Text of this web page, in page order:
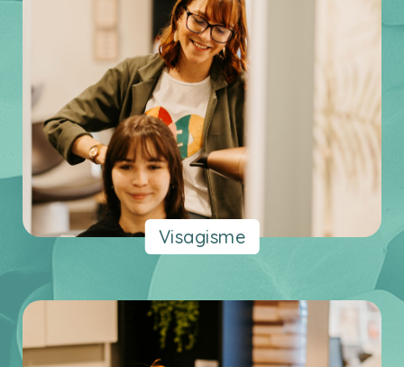
Visagisme